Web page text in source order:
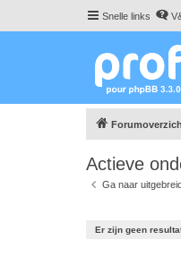
Snelle links
Actieve
Ga naar
Er zijn geen